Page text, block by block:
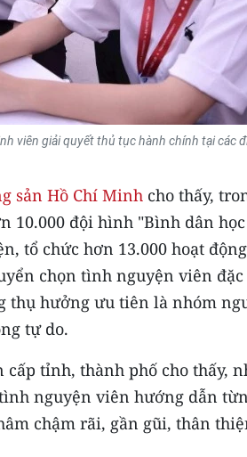
viên giải quyết thủ tục hành chính tại các
sản Hồ Chí Minh cho thấy,
10.000 đội hình "Bình dân
tổ chức hơn 13.000 hoạt
chọn tình nguyện viên
thụ hưởng ưu tiên là nhóm
tự do.
tỉnh, thành phố cho thấy,
nguyện viên hướng dẫn
chậm rãi, gần gũi, thân